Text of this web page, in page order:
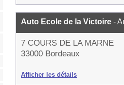
Auto Ecole de la Victoire -
7 COURS DE LA MARNE
33000 Bordeaux
Afficher les détails